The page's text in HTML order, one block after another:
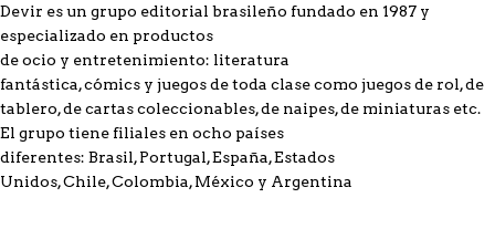
Devir es un grupo editorial brasileño fundado en 1987 y
especializado en productos
de ocio y entretenimiento: literatura
fantástica, cómics y juegos de toda clase como juegos de rol, de
tablero, de cartas coleccionables, de naipes, de miniaturas etc.
El grupo tiene filiales en ocho países
diferentes: Brasil, Portugal, España, Estados
Unidos, Chile, Colombia, México y Argentina